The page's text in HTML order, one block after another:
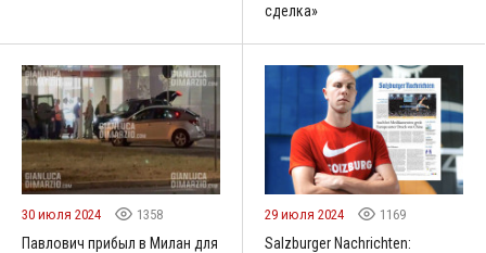
сделка»
30 июля 2024 1358
Павлович прибыл в Милан для
29 июля 2024 1169
Salzburger Nachrichten: